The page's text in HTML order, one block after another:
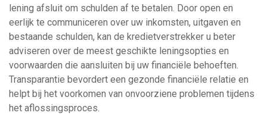
lening afsluit om schulden af te betalen. Door open en
eerlijk te communiceren over uw inkomsten, uitgaven en
bestaande schulden, kan de kredietverstrekker u beter
adviseren over de meest geschikte leningsopties en
voorwaarden die aansluiten bij uw financiële behoeften.
Transparantie bevordert een gezonde financiële relatie en
helpt bij het voorkomen van onvoorziene problemen tijdens
het aflossingsproces.